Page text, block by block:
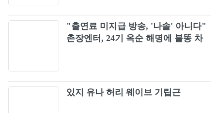
"출연료 미지급 방송, '나솔' 아니다"
촌장엔터, 24기 옥순 해명에 불똥 차
있지 유나 허리 웨이브 기립근